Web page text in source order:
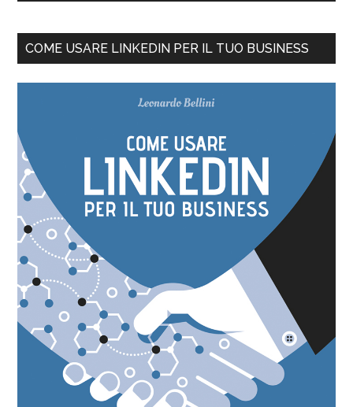
COME USARE LINKEDIN PER IL TUO BUSINESS